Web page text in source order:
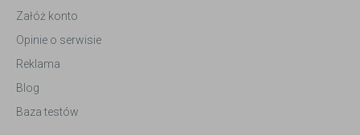
Załóż konto
Opinie o serwisie
Reklama
Blog
Baza testów